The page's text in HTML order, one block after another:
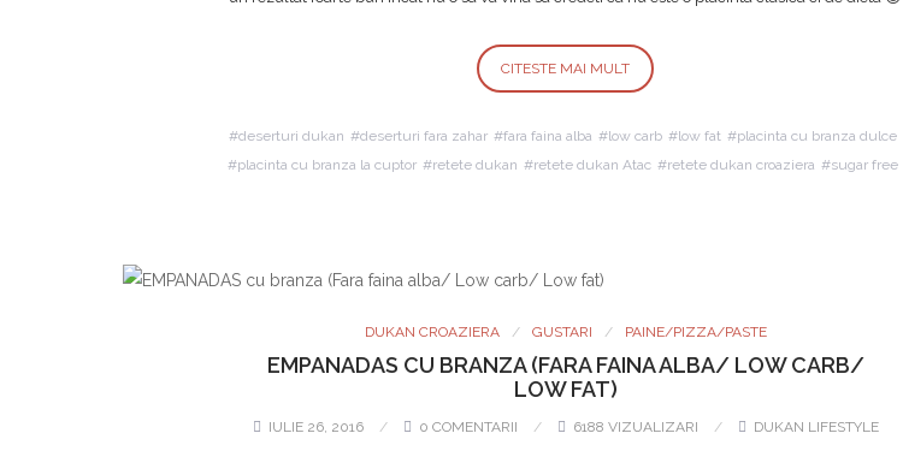
CITESTE MAI MULT
deserturi dukan deserturi fara zahar fara faina alba low carb low fat
placinta cu branza dulce
placinta cu branza la cuptor
retete dukan retete dukan Atac retete dukan croaziera sugar free
DUKAN CROAZIERA GUSTARI PAINE/PIZZA/PASTE
EMPANADAS CU BRANZA (FARA FAINA ALBA/ LOW CARB/
LOW FAT)
IULIE 26, 2016 0 COMENTARII 6188 VIZUALIZARI DUKAN LIFESTYLE